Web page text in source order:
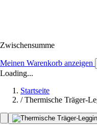
Zwischensumme
Meinen Warenkorb anzeigen
Loading...
Startseite
/ Thermische Träger-